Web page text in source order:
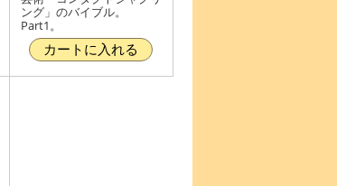
ング」のバイブル。
Part1。
カートに入れる